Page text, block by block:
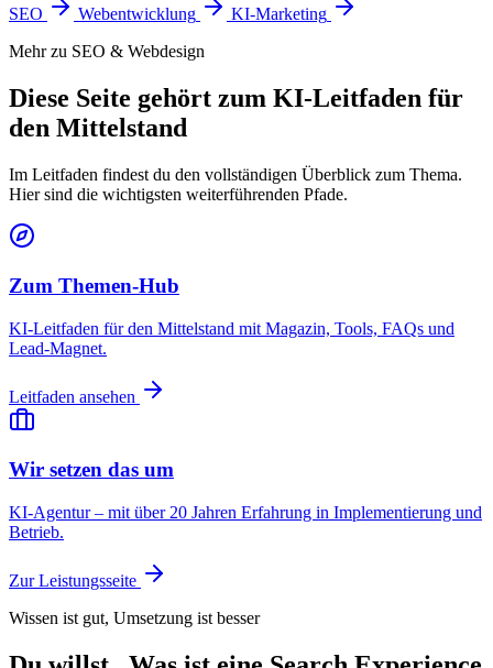
SEO Webentwicklung
KI-Marketing
Mehr zu SEO & Webdesign
Diese Seite gehört zum KI-Leitfaden für
den Mittelstand
Im Leitfaden findest du den vollständigen Überblick zum Thema.
Hier sind die wichtigsten weiterführenden Pfade.
Zum Themen-Hub
KI-Leitfaden für den Mittelstand mit Magazin, Tools, FAQs und
Lead-Magnet.
Leitfaden ansehen
Wir setzen das um
KI-Agentur – mit über 20 Jahren Erfahrung in Implementierung und
Betrieb.
Zur Leistungsseite
Wissen ist gut, Umsetzung ist besser